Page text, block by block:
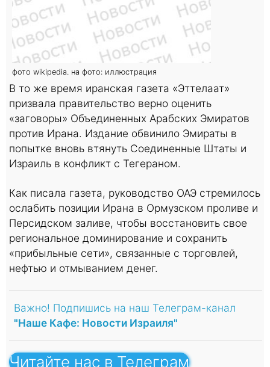
фото wikipedia. на фото: иллюстрация
В то же время иранская газета «Эттелаат»
призвала правительство верно оценить
«заговоры» Объединенных Арабских Эмиратов
против Ирана. Издание обвинило Эмираты в
попытке вновь втянуть Соединенные Штаты и
Израиль в конфликт с Тегераном.
Как писала газета, руководство ОАЭ стремилось
ослабить позиции Ирана в Ормузском проливе и
Персидском заливе, чтобы восстановить свое
региональное доминирование и сохранить
«прибыльные сети», связанные с торговлей,
нефтью и отмыванием денег.
Важно! Подпишись на наш Телеграм-канал
"Наше Кафе: Новости Израиля"
Читайте нас в Телеграм